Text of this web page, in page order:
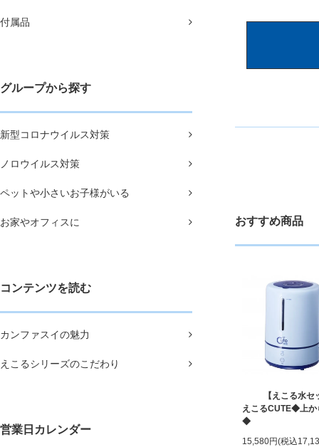
付属品
グループから探す
新型コロナウイルス対策
ノロウイルス対策
ペットや小さいお子様がいる
お家やオフィスに
コンテンツを読む
カンファスイの魅力
えこるシリーズのこだわり
営業日カレンダー
おすすめ商品
【えこる水セ
えこるCUTE◆上か
◆
15,580円(税込